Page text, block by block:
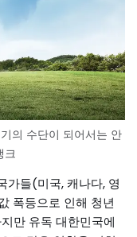
의 수단이 되어서는 안
크
가들(미국, 캐나다, 영
폭등으로 인해 청년
만 유독 대한민국에